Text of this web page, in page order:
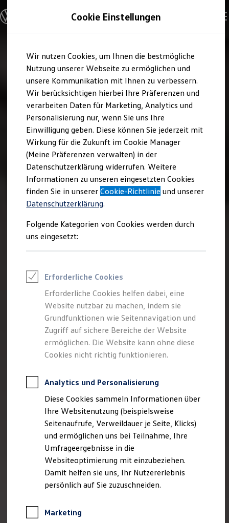
Hauptinhalt
springen
Footer
springen
Modelle und Konfigurator
Konfigurator
Modelle vergleichen
Elektroautos
ENERGY Sondermodelle
Nutzfahrzeuge
SUV und CUV
Familienautos
Kombis
Kompaktwagen
Sportwagen
Schnell verfügbare Fahrzeuge
Angebote und Produkte
Aktuelle Angebote
E-Auto-Förderung
Volkswagen Marktplatz
Die ENERGY Sondermodelle
Junge Gebrauchtwagen und Gebrauchtwagen
Volkswagen Zertifizierte Gebrauchtwagen
Elektromobilität bei Gebrauchtwagen
Saisonangebote
Reifenpakete
Leasing
Leasing-Angebote
Elektroauto Leasing
Kleinwagen-Leasing
Leasing ohne Anzahlung
Finanzierung
Autokredit mit Schlussrate
Versicherungen und Garantien
Kfz-Versicherung
Restschuldversicherungen
Garantien
Professional Class bei Volkswagen
Behörden
Direktkunden
Sonderfahrzeuge
Anpfiff zum Gewinn
Elektromobilität
Elektroautos
ID. Tutorials
Elektrofahrzeugkonzepte
ID. EVERY1
Reichweite
Rekuperation
Cookie Einstellungen
Wir nutzen Cookies, um Ihnen die bestmögliche
Nutzung unserer Webseite zu ermöglichen und
unsere Kommunikation mit Ihnen zu verbessern.
Wir berücksichtigen hierbei Ihre Präferenzen und
verarbeiten Daten für Marketing, Analytics und
Personalisierung nur, wenn Sie uns Ihre
Einwilligung geben. Diese können Sie jederzeit mit
Wirkung für die Zukunft im Cookie Manager
(Meine Präferenzen verwalten) in der
Datenschutzerklärung widerrufen. Weitere
Informationen zu unseren eingesetzten Cookies
finden Sie in unsererCookie-Richtlinie und unserer
Datenschutzerklärung.
Folgende Kategorien von Cookies werden durch
uns eingesetzt:
Erforderliche Cookies
Erforderliche Cookies helfen dabei, eine
Website nutzbar zu machen, indem sie
Grundfunktionen wie Seitennavigation und
Zugriff auf sichere Bereiche der Website
ermöglichen. Die Website kann ohne diese
Cookies nicht richtig funktionieren.
Analytics und Personalisierung
Diese Cookies sammeln Informationen über
Ihre Websitenutzung (beispielsweise
Seitenaufrufe, Verweildauer je Seite, Klicks)
und ermöglichen uns bei Teilnahme, Ihre
Umfrageergebnisse in die
Websiteoptimierung mit einzubeziehen.
Damit helfen sie uns, Ihr Nutzererlebnis
persönlich auf Sie zuzuschneiden.
Marketing